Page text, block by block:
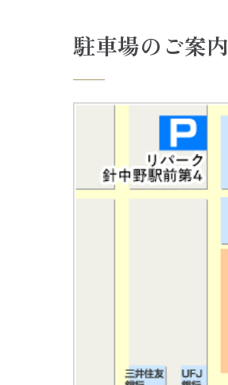
駐車場のご案内